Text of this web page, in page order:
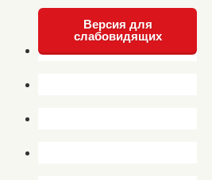
Версия для
слабовидящих